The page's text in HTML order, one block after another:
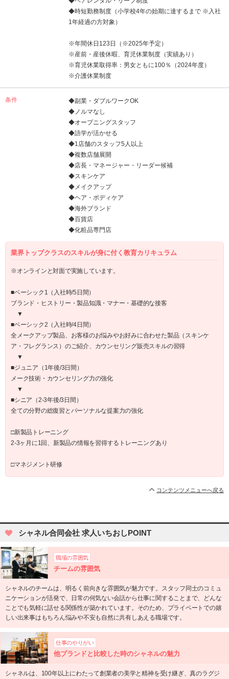
◆時短勤務制度（小学校4年の始期に達するまで ※入社
1年経過の方対象）
※年間休日123日（※2025年予定）
※産前・産後休暇、育児休業制度（実績あり）
※育児休業取得率：男女ともに100％（2024年度）
※介護休業制度
条件
◆副業・ダブルワークOK
◆ノルマなし
◆オープニングスタッフ
◆語学が活かせる
◆1店舗のスタッフ5人以上
◆複数店舗展開
◆店長・マネージャー・リーダー候補
◆スキンケア
◆メイクアップ
◆ヘア・ボディケア
◆海外ブランド
◆百貨店
◆化粧品専門店
業界トップクラスのスキルが身に付く教育カリキュラム
※オンラインと対面で実施しています。
■ベーシック1（入社時/5日間）
ブランド・ヒストリー・製品知識・マナー・基礎的な接客
▼
■ベーシック2（入社時/4日間）
全メークアップ製品、お客様のお悩みやお好みに合わせた製品（スキンケ
ア・フレグランス）のご紹介、カウンセリング販売スキルの習得
▼
■ジュニア（1年後/3日間）
メーク技術・カウンセリング力の強化
▼
■シニア（2-3年後/3日間）
全ての分野の総復習とパーソナルな提案力の強化
□新製品トレーニング
2-3ヶ月に1回、新製品の情報を習得するトレーニングあり
□マネジメント研修
コンテンツメニューへ戻る
シャネル合同会社 求人いちおしPOINT
職場の雰囲気
チームの雰囲気
シャネルのチームは、明るく前向きな雰囲気が魅力です。スタッフ同士のコミュ
ニケーションが活発で、日常の何気ない会話から仕事に関することまで、どんな
ことでも気軽に話せる関係性が築かれています。そのため、プライベートでの嬉
しい出来事はもちろん悩みや不安も自然に共有しあえる職場です。
仕事のやりがい
他ブランドと比較した時のシャネルの魅力
シャネルは、100年以上にわたって創業者の美学と精神を受け継ぎ、真のラグジ